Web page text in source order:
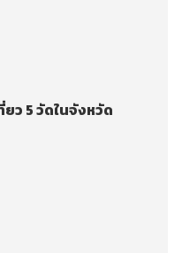
ยว 5 วัดในจังหวัด